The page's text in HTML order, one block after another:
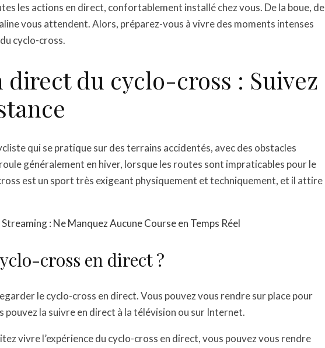
les actions en direct, confortablement installé chez vous. De la boue, de
vous attendent. Alors, préparez-vous à vivre des moments intenses
cyclo-cross.
du cyclo-cross : Suivez
qui se pratique sur des terrains accidentés, avec des obstacles
généralement en hiver, lorsque les routes sont impraticables pour le
est un sport très exigeant physiquement et techniquement, et il attire
: Ne Manquez Aucune Course en Temps Réel
cross en direct ?
le cyclo-cross en direct. Vous pouvez vous rendre sur place pour
pouvez la suivre en direct à la télévision ou sur Internet.
vivre l’expérience du cyclo-cross en direct, vous pouvez vous rendre